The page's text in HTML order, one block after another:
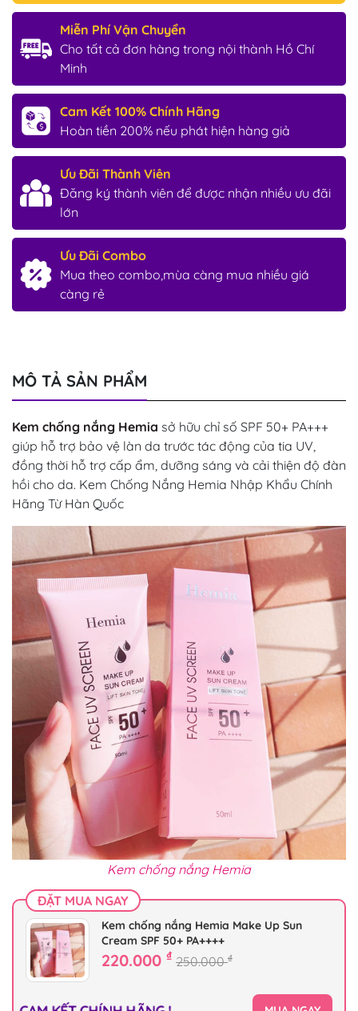
Miễn Phí Vận Chuyển
Cho tất cả đơn hàng trong nội thành Hồ Chí
Minh
Cam Kết 100% Chính Hãng
Hoàn tiền 200% nếu phát hiện hàng giả
Ưu Đãi Thành Viên
Đăng ký thành viên để được nhận nhiều ưu đãi
lớn
Ưu Đãi Combo
Mua theo combo,mùa càng mua nhiều giá
càng rẻ
MÔ TẢ SẢN PHẨM
Kem chống nắng Hemia sở hữu chỉ số SPF 50+ PA+++
giúp hỗ trợ bảo vệ làn da trước tác động của tia UV,
đồng thời hỗ trợ cấp ẩm, dưỡng sáng và cải thiện độ đàn
hồi cho da. Kem Chống Nắng Hemia Nhập Khẩu Chính
Hãng Từ Hàn Quốc
Kem chống nắng Hemia
ĐẶT MUA NGAY
Kem chống nắng Hemia Make Up Sun
Cream SPF 50+ PA++++
220.000 ₫ 250.000₫